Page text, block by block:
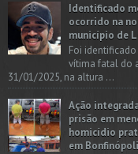
Identificado
ocorrido na
município de
Foi
vítima fatal do
31/01/2025, na altura ...
Ação
prisão em
homicídio
em